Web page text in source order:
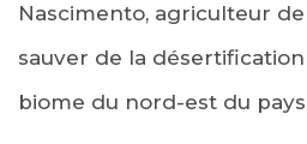
Nascimento, agriculteur
sauver de la désertification
biome du nord-est du